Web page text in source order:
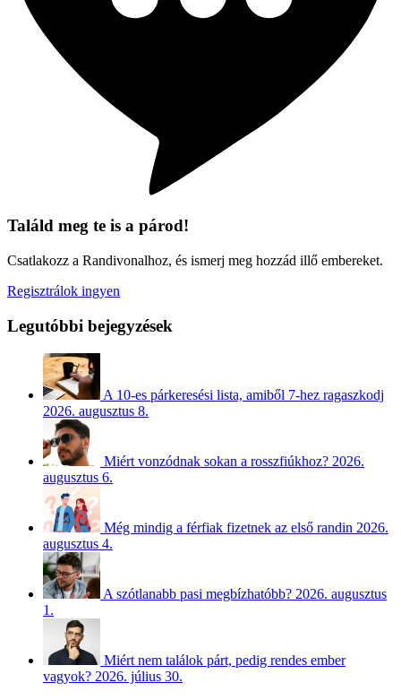
Találd meg te is a párod!
Csatlakozz a Randivonalhoz, és ismerj meg hozzád illő embereket.
Regisztrálok ingyen
Legutóbbi bejegyzések
A 10-es párkeresési lista, amiből 7-hez ragaszkodj
2026. augusztus 8.
Miért vonzódnak sokan a rosszfiúkhoz? 2026.
augusztus 6.
Még mindig a férfiak fizetnek az első randin 2026.
augusztus 4.
A szótlanabb pasi megbízhatóbb? 2026. augusztus
1.
Miért nem találok párt, pedig rendes ember
vagyok? 2026. július 30.